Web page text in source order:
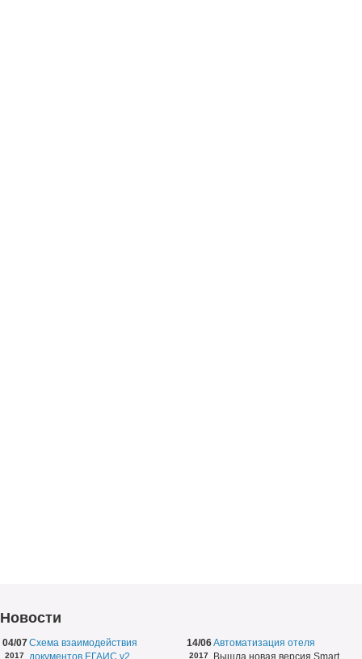
Новости
04/07
2017
Схема взаимодействия
документов ЕГАИС v2
14/06
2017
Автоматизация отеля
Вышла новая версия Smart